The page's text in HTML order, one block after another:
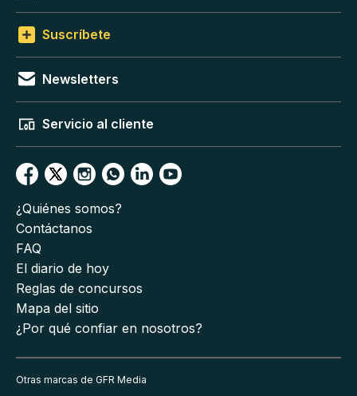
Suscríbete
Newsletters
Servicio al cliente
¿Quiénes somos?
Contáctanos
FAQ
El diario de hoy
Reglas de concursos
Mapa del sitio
¿Por qué confiar en nosotros?
Otras marcas de GFR Media